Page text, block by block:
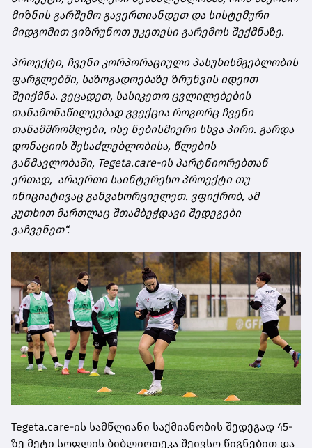
მიზნის გარშემო გავერთიანდეთ და სისტემური
მიდგომით ვიზრუნოთ უკეთესი გარემოს შექმნაზე.
პროექტი, ჩვენი კორპორაციული პასუხისმგებლობის
ფარგლებში, საზოგადოებაზე ზრუნვის იდეით
შეიქმნა. ვეცადეთ, სასიკეთო ცვლილებების
თანამონაწილეებად გვექცია როგორც ჩვენი
თანამშრომლები, ისე ნებისმიერი სხვა პირი. გარდა
დონაციის შესაძლებლობისა, წლების
განმავლობაში, Tegeta.care-ის პარტნიორებთან
ერთად, არაერთი საინტერესო პროექტი თუ
ინიციატივაც განვახორციელეთ. ვფიქრობ, ამ
კუთხით მართლაც შთამბეჭდავი შედეგები
ვაჩვენეთ“.
Tegeta.care-ის სამწლიანი საქმიანობის შედეგად 45-
ზე მეტი სოფლის ბიბლიოთეკა შეივსო წიგნებით და